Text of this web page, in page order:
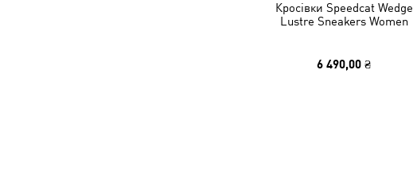
Кросівки Speedcat Wedge
Lustre Sneakers Women
6 490,00 ₴